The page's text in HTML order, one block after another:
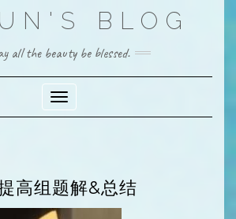
BLOG
all the beauty be blessed.
Toggle Navigation
高组题解&总结